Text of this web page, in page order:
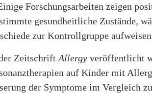
Forschungsarbeiten zeigen
gesundheitliche Zustände,
zur Kontrollgruppe
Zeitschrift Allergy veröffentlicht
auf Kinder mit
der Symptome im Vergleich